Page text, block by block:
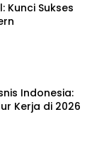
Kunci Sukses
Indonesia:
Kerja di 2026